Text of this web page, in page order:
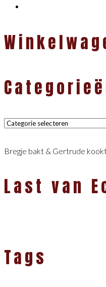
Categorieën
Bregje bakt & Gertrude
Last van
Tags